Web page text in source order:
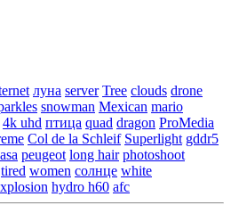
луна server Tree clouds drone
snowman Mexican mario
4k uhd птица quad dragon ProMedia
Col de la Schleif Superlight gddr5
peugeot long hair photoshoot
tired women солнце white
hydro h60 afc